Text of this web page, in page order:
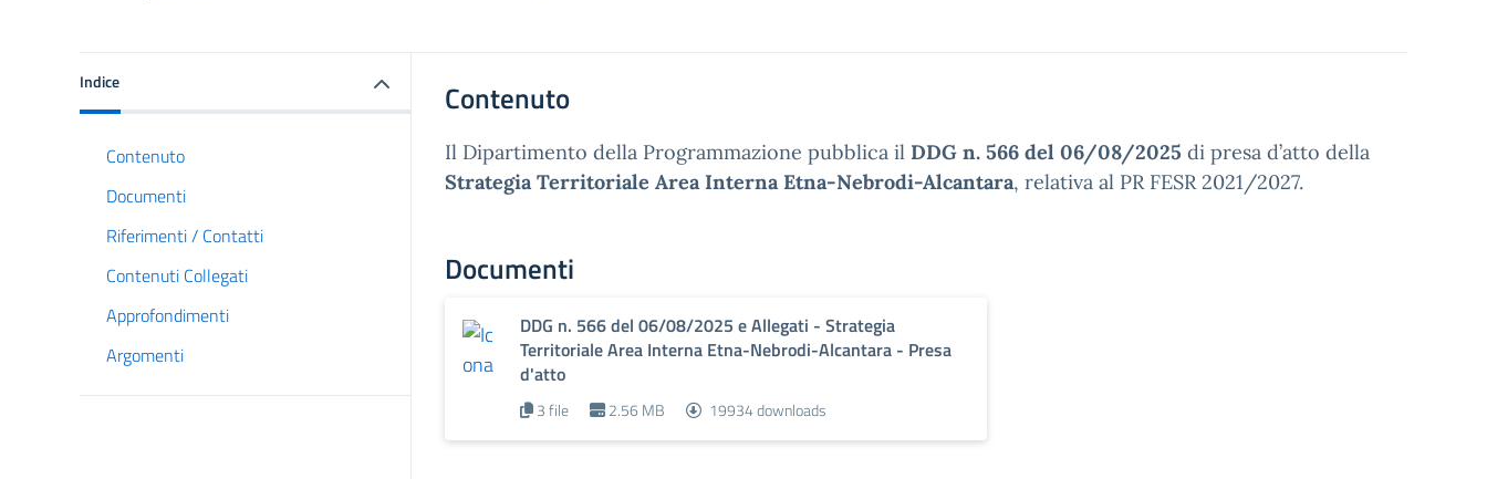
Indice
Contenuto
Documenti
Riferimenti / Contatti
Contenuti Collegati
Approfondimenti
Argomenti
Contenuto
Il Dipartimento della Programmazione pubblica il DDG n. 566 del 06/08/2025 di presa d’atto della
Strategia Territoriale Area Interna Etna-Nebrodi-Alcantara, relativa al PR FESR 2021/2027.
Documenti
DDG n. 566 del 06/08/2025 e Allegati - Strategia
Territoriale Area Interna Etna-Nebrodi-Alcantara - Presa
d'atto
3 file 2.56 MB 19934 downloads